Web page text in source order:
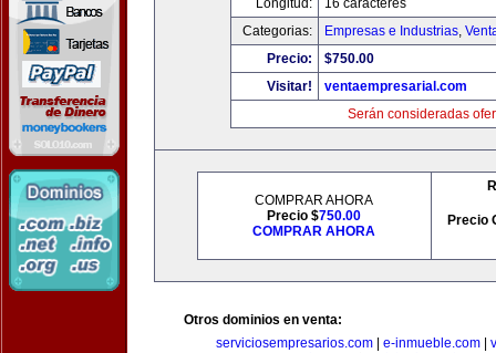
Longitud:
16 caracteres
Categorias:
Empresas e Industrias,
Precio:
$750.00
Visitar!
ventaempresarial.com
Serán consideradas
COMPRAR AHORA
Precio $750.00
COMPRAR AHORA
Precio
Otros dominios en venta:
serviciosempresarios.com| e-inmueble.com|